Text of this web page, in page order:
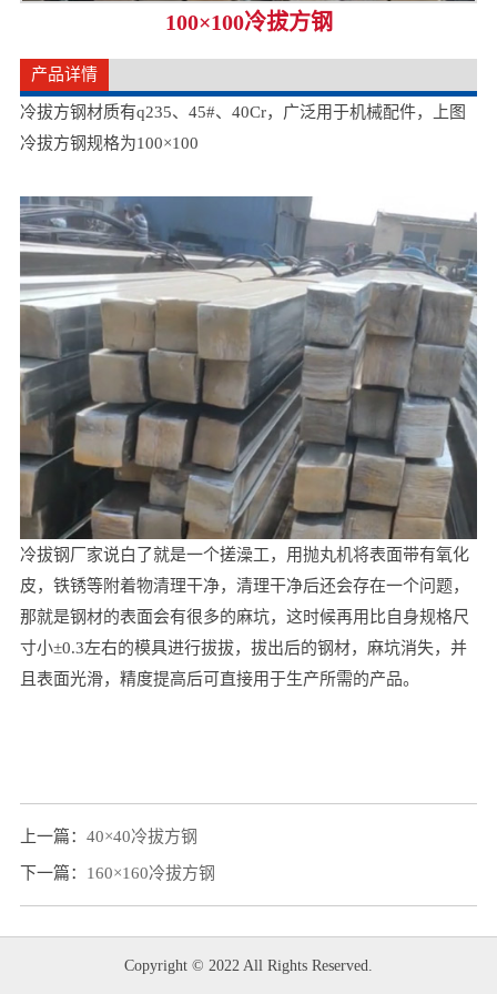
100×100冷拔方钢
产品详情
冷拔方钢材质有q235、45#、40Cr，广泛用于机械配件，上图
冷拔方钢规格为100×100
冷拔钢厂家说白了就是一个搓澡工，用抛丸机将表面带有氧化
皮，铁锈等附着物清理干净，清理干净后还会存在一个问题，
那就是钢材的表面会有很多的麻坑，这时候再用比自身规格尺
寸小±0.3左右的模具进行拔拔，拔出后的钢材，麻坑消失，并
且表面光滑，精度提高后可直接用于生产所需的产品。
上一篇： 40×40冷拔方钢
下一篇： 160×160冷拔方钢
Copyright © 2022 All Rights Reserved.